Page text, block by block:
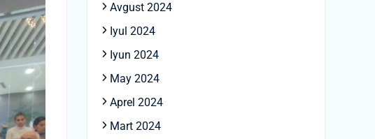
Avgust 2024
Iyul 2024
Iyun 2024
May 2024
Aprel 2024
Mart 2024